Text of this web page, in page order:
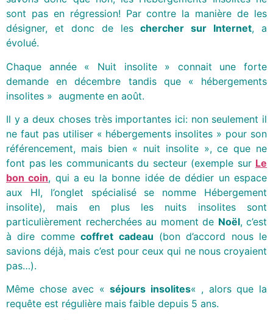
sont pas en régression! Par contre la manière de les
désigner, et donc de leschercher sur Internet, a
évolué.
Chaque année « Nuit insolite » connait une forte
demande en décembre tandis que « hébergements
insolites » augmente en août.
Il y a deux choses très importantes ici: non seulement il
ne faut pas utiliser « hébergements insolites » pour son
référencement, mais bien « nuit insolite », ce que ne
font pas les communicants du secteur (exemple sur Le
bon coin, qui a eu la bonne idée de dédier un espace
aux HI, l’onglet spécialisé se nomme Hébergement
insolite), mais en plus les nuits insolites sont
particulièrement recherchées au moment de Noël, c’est
à dire commecoffret cadeau (bon d’accord nous le
savions déjà, mais c’est pour ceux qui ne nous croyaient
pas…).
Même chose avec «séjours insolites« , alors que la
requête est régulière mais faible depuis 5 ans.